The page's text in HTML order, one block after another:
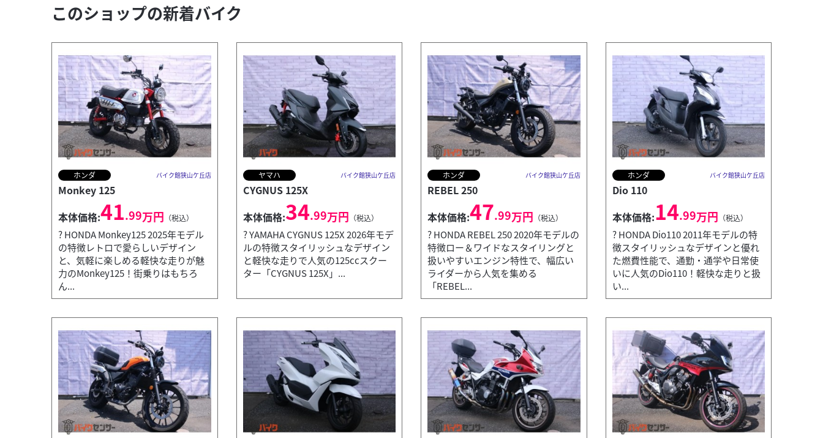
このショップの新着バイク
ホンダ バイク館狭山ケ丘店
Monkey 125
本体価格:41.99万円 （税込）
? HONDA Monkey125 2025年モデル
の特徴レトロで愛らしいデザイン
と、気軽に楽しめる軽快な走りが魅
力のMonkey125！街乗りはもちろ
ん...
ヤマハ バイク館狭山ケ丘店
CYGNUS 125X
本体価格:34.99万円 （税込）
? YAMAHA CYGNUS 125X 2026年モデ
ルの特徴スタイリッシュなデザイン
と軽快な走りで人気の125ccスクー
ター「CYGNUS 125X」...
ホンダ バイク館狭山ケ丘店
REBEL 250
本体価格:47.99万円 （税込）
? HONDA REBEL 250 2020年モデルの
特徴ロー＆ワイドなスタイリングと
扱いやすいエンジン特性で、幅広い
ライダーから人気を集める
「REBEL...
ホンダ バイク館狭山ケ丘店
Dio 110
本体価格:14.99万円 （税込）
? HONDA Dio110 2011年モデルの特
徴スタイリッシュなデザインと優れ
た燃費性能で、通勤・通学や日常使
いに人気のDio110！軽快な走りと扱
い...